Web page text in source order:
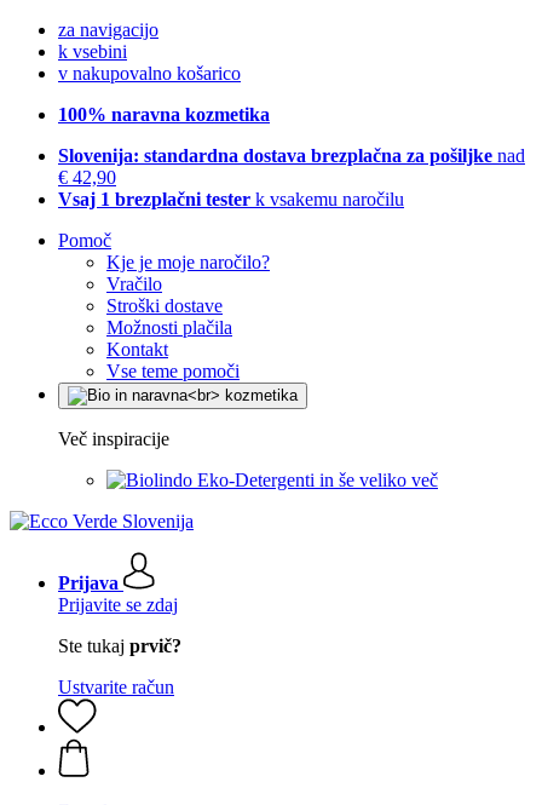
za navigacijo
k vsebini
v nakupovalno košarico
100% naravna kozmetika
Slovenija: standardna dostava brezplačna za pošiljke nad
€ 42,90
Vsaj 1 brezplačni tester k vsakemu naročilu
Pomoč
Kje je moje naročilo?
Vračilo
Stroški dostave
Možnosti plačila
Kontakt
Vse teme pomoči
Več inspiracije
Eko-Detergenti in še veliko več
Prijava
Prijavite se zdaj
Ste tukaj prvič?
Ustvarite račun